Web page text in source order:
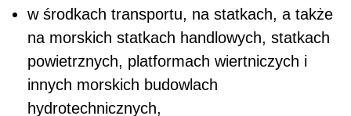
w środkach transportu, na statkach, a także
na morskich statkach handlowych, statkach
powietrznych, platformach wiertniczych i
innych morskich budowlach
hydrotechnicznych,